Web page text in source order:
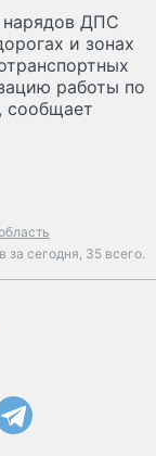
нарядов ДПС
и зонах
работы по
сообщает
за сегодня, 35 всего.